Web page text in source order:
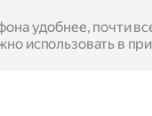
удобнее, почти
использовать в